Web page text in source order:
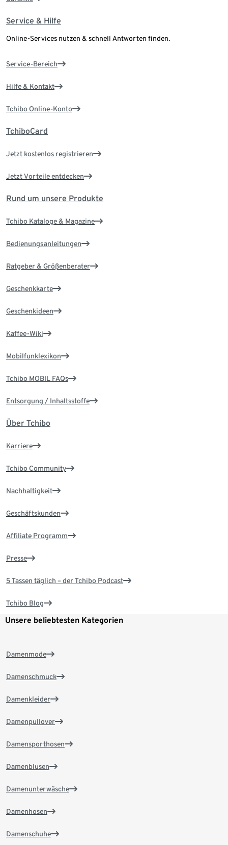
Service & Hilfe
Online-Services nutzen & schnell Antworten finden.
Service-Bereich
Hilfe & Kontakt
Tchibo Online-Konto
TchiboCard
Jetzt kostenlos registrieren
Jetzt Vorteile entdecken
Rund um unsere Produkte
Tchibo Kataloge & Magazine
Bedienungsanleitungen
Ratgeber & Größenberater
Geschenkkarte
Geschenkideen
Kaffee-Wiki
Mobilfunklexikon
Tchibo MOBIL FAQs
Entsorgung / Inhaltsstoffe
Über Tchibo
Karriere
Tchibo Community
Nachhaltigkeit
Geschäftskunden
Affiliate Programm
Presse
5 Tassen täglich – der Tchibo Podcast
Tchibo Blog
Unsere beliebtesten Kategorien
Damenmode
Damenschmuck
Damenkleider
Damenpullover
Damensporthosen
Damenblusen
Damenunterwäsche
Damenhosen
Damenschuhe